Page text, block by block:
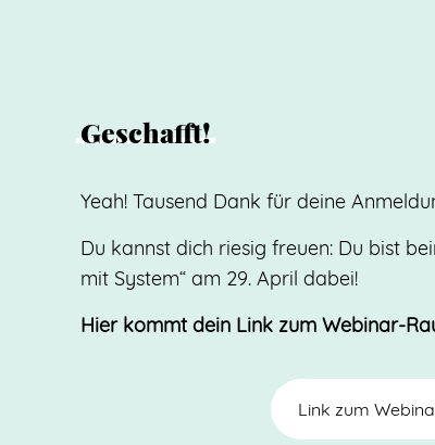
Geschafft!
Yeah! Tausend Dank für deine
Du kannst dich riesig freuen: Du bist
mit System“ am 29. April dabei!
Hier kommt dein Link zum Webinar-
Link zum